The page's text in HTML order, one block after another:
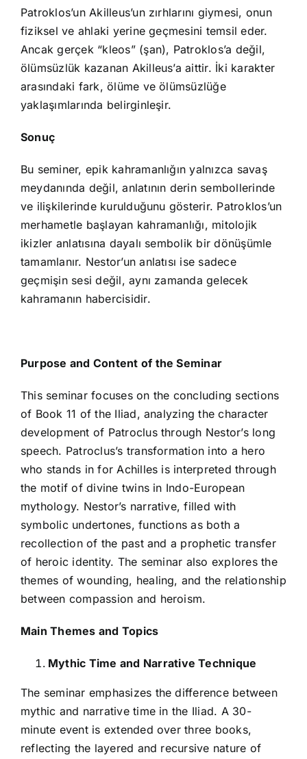
Patroklos’un Akilleus’un zırhlarını giymesi, onun
fiziksel ve ahlaki yerine geçmesini temsil eder.
Ancak gerçek “kleos” (şan), Patroklos’a değil,
ölümsüzlük kazanan Akilleus’a aittir. İki karakter
arasındaki fark, ölüme ve ölümsüzlüğe
yaklaşımlarında belirginleşir.
Sonuç
Bu seminer, epik kahramanlığın yalnızca savaş
meydanında değil, anlatının derin sembollerinde
ve ilişkilerinde kurulduğunu gösterir. Patroklos’un
merhametle başlayan kahramanlığı, mitolojik
ikizler anlatısına dayalı sembolik bir dönüşümle
tamamlanır. Nestor’un anlatısı ise sadece
geçmişin sesi değil, aynı zamanda gelecek
kahramanın habercisidir.
Purpose and Content of the Seminar
This seminar focuses on the concluding sections
of Book 11 of the Iliad, analyzing the character
development of Patroclus through Nestor’s long
speech. Patroclus’s transformation into a hero
who stands in for Achilles is interpreted through
the motif of divine twins in Indo-European
mythology. Nestor’s narrative, filled with
symbolic undertones, functions as both a
recollection of the past and a prophetic transfer
of heroic identity. The seminar also explores the
themes of wounding, healing, and the relationship
between compassion and heroism.
Main Themes and Topics
Mythic Time and Narrative Technique
The seminar emphasizes the difference between
mythic and narrative time in the Iliad. A 30-
minute event is extended over three books,
reflecting the layered and recursive nature of